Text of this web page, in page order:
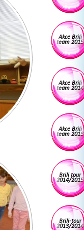
Akce Brili
team 2015
Akce Brili
team 2014
Akce Brili
team 2013
Brili tour
2014/2015
Brili-tour
2013/2014